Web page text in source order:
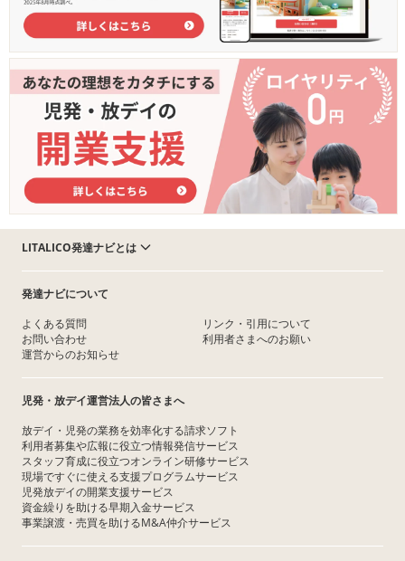
LITALICO発達ナビとは
発達ナビについて
よくある質問
お問い合わせ
運営からのお知らせ
リンク・引用について
利用者さまへのお願い
児発・放デイ運営法人の皆さまへ
放デイ・児発の業務を効率化する請求ソフト
利用者募集や広報に役立つ情報発信サービス
スタッフ育成に役立つオンライン研修サービス
現場ですぐに使える支援プログラムサービス
児発放デイの開業支援サービス
資金繰りを助ける早期入金サービス
事業譲渡・売買を助けるM&A仲介サービス